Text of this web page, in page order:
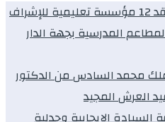
الدكتور نوفل كديلي يتفقد 12 مؤسسة تعليمية للإشراف
المدرسية بجهة الدار
محمد السادس من الدكتور
العرش المجيد
الإيجابية وجدلية